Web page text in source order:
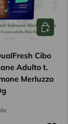
Cibo
Adulto t.
Merluzzo